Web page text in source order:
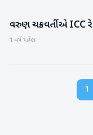
રમતગમત
વરુણ ચક્રવર્તીએ ICC
1 વર્ષ પહેલા
1